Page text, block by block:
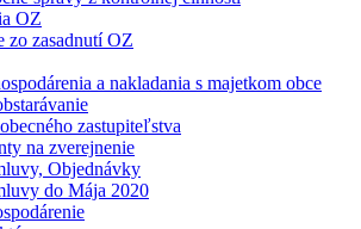
OZ
zo zasadnutí OZ
a nakladania s majetkom obce
zastupiteľstva
na zverejnenie
Objednávky
do Mája 2020